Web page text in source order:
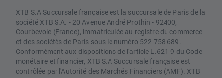
XTB S.A Succursale française est la succursale de Paris de la
société XTB S.A. - 20 Avenue André Prothin - 92400,
Courbevoie (France), immatriculée au registre du commerce
et des sociétés de Paris sous le numéro 522 758 689.
Conformément aux dispositions de l'article L.621-9 du Code
monétaire et financier, XTB S.A Succursale française est
contrôlée par l'Autorité des Marchés Financiers (AMF). XTB